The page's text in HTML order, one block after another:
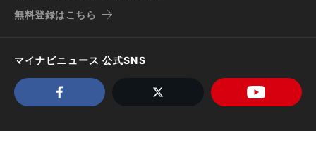
無料登録はこちら
マイナビニュース 公式SNS